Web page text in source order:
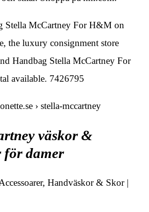
Stella McCartney For H&M on
the luxury consignment store
Handbag Stella McCartney For
available. 7426795
› stella-mccartney
väskor &
för damer
Handväskor & Skor |